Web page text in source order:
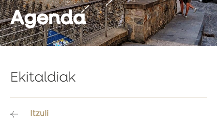
Agenda
Ekitaldiak
Itzuli